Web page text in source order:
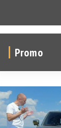
Promo